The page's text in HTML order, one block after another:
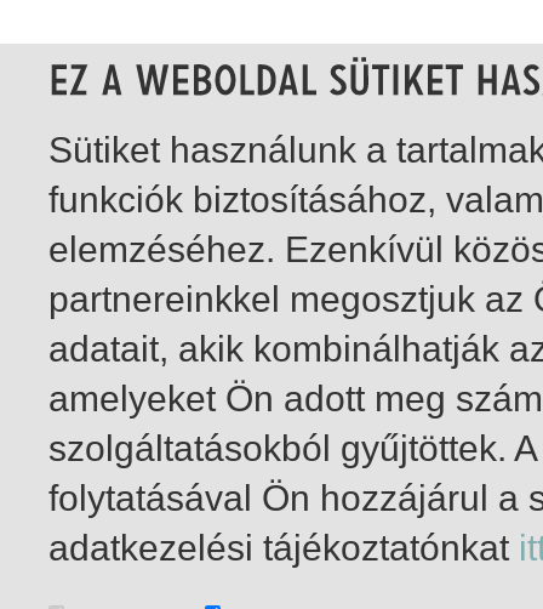
1-4 / total 4 hit
Sütiket használunk a
funkciók biztosításához,
elemzéséhez. Ezenkívül
partnereinkkel megosztjuk
adatait, akik kombinálhatják
amelyeket Ön adott meg
szolgáltatásokból gyűjtöttek.
folytatásával Ön hozzájárul a
adatkezelési tájékoztatónkat